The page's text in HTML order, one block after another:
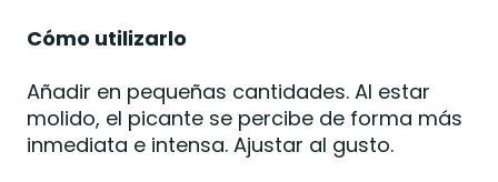
Cómo utilizarlo
Añadir en pequeñas cantidades. Al estar
molido, el picante se percibe de forma más
inmediata e intensa. Ajustar al gusto.